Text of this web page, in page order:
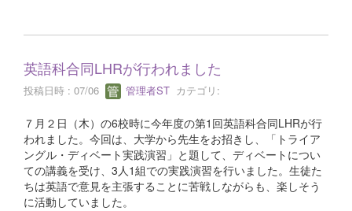
英語科合同LHRが行われました
投稿日時 : 07/06 管理者ST カテゴリ:
７月２日（木）の6校時に今年度の第1回英語科合同LHRが行
われました。今回は、大学から先生をお招きし、「トライア
ングル・ディベート実践演習」と題して、ディベートについ
ての講義を受け、3人1組での実践演習を行いました。生徒た
ちは英語で意見を主張することに苦戦しながらも、楽しそう
に活動していました。